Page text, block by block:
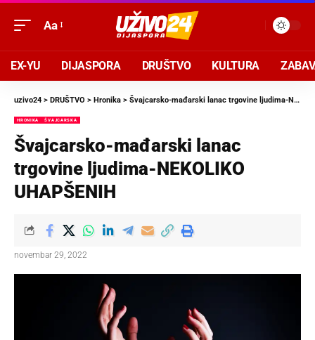
Aa
EX-YU DIJASPORA DRUŠTVO KULTURA
uzivo24 > DRUŠTVO > Hronika > Švajcarsko-mađarski lanac trgovine ljudima-NEKOLIKO UHAPŠENIH
HRONIKA ŠVAJCARSKA
Švajcarsko-mađarski lanac
trgovine ljudima-NEKOLIKO
UHAPŠENIH
novembar 29, 2022